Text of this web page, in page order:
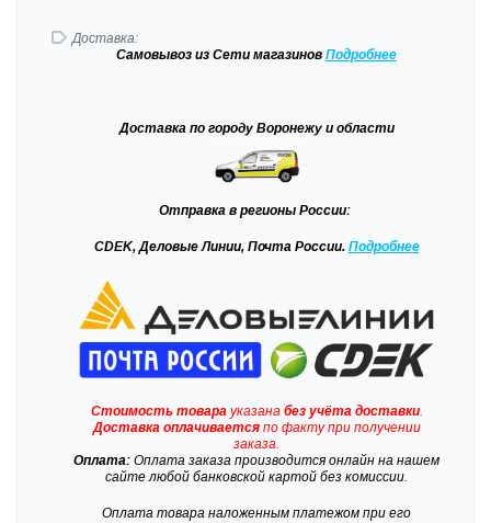
Доставка:
Самовывоз из Сети магазинов Подробнее
Доставка по городу Воронежу и области
Отправка в регионы России:
CDEK, Деловые Линии, Почта России. Подробнее
Стоимость товарауказана без учёта доставки.
Доставкаоплачиваетсяпо факту при получении
заказа.
Оплата: Оплата заказа производится онлайн на нашем
сайте любой банковской картой без комиссии.
Оплата товара наложенным платежом при его